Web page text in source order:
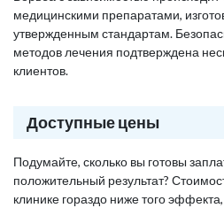
медицинскими препаратами,
утвержденным стандартам.
методов лечения подтверждена
клиентов.
Доступные цены
Подумайте, сколько вы готовы
положительный результат?
клинике гораздо ниже того